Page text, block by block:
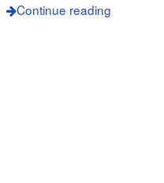
Continue reading